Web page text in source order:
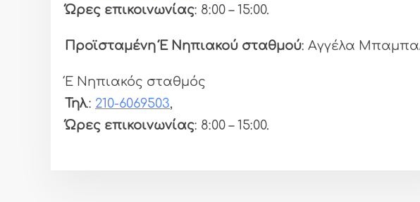
Ώρες επικοινωνίας: 8:00 – 15:00.
Προϊσταμένη Έ Νηπιακού σταθμού: Αγγέλα
Έ Νηπιακός σταθμός
Τηλ.: 210-6069503,
Ώρες επικοινωνίας: 8:00 – 15:00.